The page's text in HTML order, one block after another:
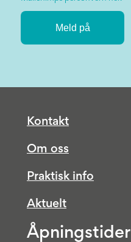
Kontakt
Om oss
Praktisk info
Aktuelt
Åpningstider